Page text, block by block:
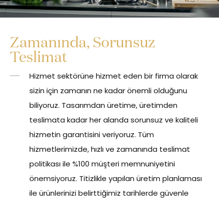
Zamanında, Sorunsuz
Teslimat
Hizmet sektörüne hizmet eden bir firma olarak
sizin için zamanın ne kadar önemli olduğunu
biliyoruz. Tasarımdan üretime, üretimden
teslimata kadar her alanda sorunsuz ve kaliteli
hizmetin garantisini veriyoruz. Tüm
hizmetlerimizde, hızlı ve zamanında teslimat
politikası ile %100 müşteri memnuniyetini
önemsiyoruz. Titizlikle yapılan üretim planlaması
ile ürünlerinizi belirttiğimiz tarihlerde güvenle